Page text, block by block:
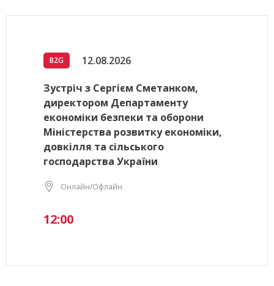
B2G 12.08.2026
Зустріч з Сергієм Сметанком,
директором Департаменту
економіки безпеки та оборони
Міністерства розвитку економіки,
довкілля та сільського
господарства України
Онлайн/Офлайн
12:00